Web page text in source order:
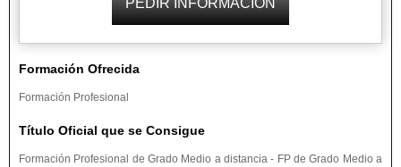
Formación Ofrecida
Formación Profesional
Título Oficial que se Consigue
Formación Profesional de Grado Medio a distancia - FP de Grado Medio a